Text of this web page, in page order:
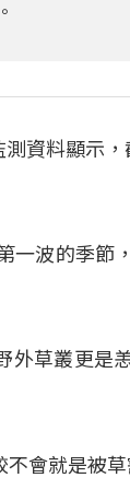
資料顯示
一波的季節
外草叢更是
會就是被草